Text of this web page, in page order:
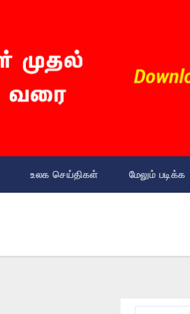
உலக செய்திகள் மேலும் படிக்க